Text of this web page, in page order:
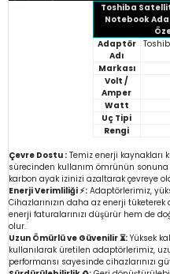
Toshiba
Notebook
Adaptör
Adı
Markası
Volt /
Amper
Watt
Uç Tipi
Rengi
Çevre Dostu : Temiz enerji
sürecinden kullanım ömrünün sonuna
karbon ayak izinizi azaltarak çevreye
Enerji Verimliliği ⚡: Adaptörlerimiz,
Cihazlarınızın daha az enerji
enerji faturalarınızı düşürür hem de
olur.
Uzun Ömürlü ve Güvenilir ⏳: Yüksek
kullanılarak üretilen adaptörlerimiz,
performansı sayesinde cihazlarınızı